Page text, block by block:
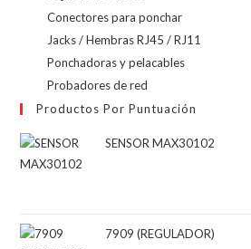
Conectores para ponchar
Jacks / Hembras RJ45 / RJ11
Ponchadoras y pelacables
Probadores de red
Productos Por Puntuación
SENSOR MAX30102
7909 (REGULADOR)